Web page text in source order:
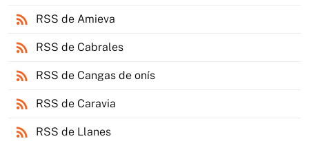
rss_feed RSS de Amieva
rss_feed RSS de Cabrales
rss_feed RSS de Cangas de onís
rss_feed RSS de Caravia
rss_feed RSS de Llanes